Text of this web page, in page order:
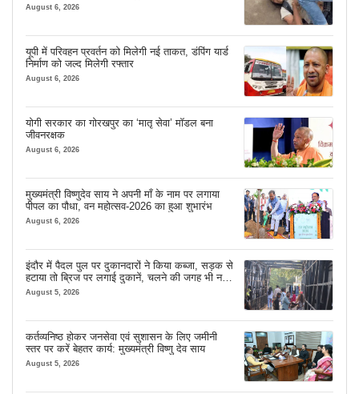
August 6, 2026
यूपी में परिवहन प्रवर्तन को मिलेगी नई ताकत, डंपिंग यार्ड
निर्माण को जल्द मिलेगी रफ्तार
August 6, 2026
योगी सरकार का गोरखपुर का ‘मातृ सेवा’ मॉडल बना
जीवनरक्षक
August 6, 2026
मुख्यमंत्री विष्णुदेव साय ने अपनी माँ के नाम पर लगाया
पीपल का पौधा, वन महोत्सव-2026 का हुआ शुभारंभ
August 6, 2026
इंदौर में पैदल पुल पर दुकानदारों ने किया कब्जा, सड़क से
हटाया तो ब्रिज पर लगाई दुकानें, चलने की जगह भी नहीं
मिल रही
August 5, 2026
कर्तव्यनिष्ठ होकर जनसेवा एवं सुशासन के लिए जमीनी
स्तर पर करें बेहतर कार्य: मुख्यमंत्री विष्णु देव साय
August 5, 2026